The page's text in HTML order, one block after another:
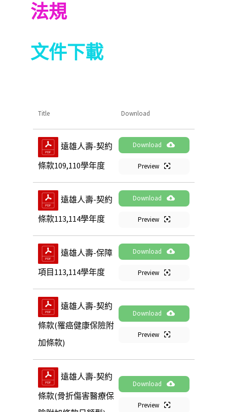
法規
文件下載
Title Download
遠雄人壽-契約
條款109,110學年度
Download
Preview
遠雄人壽-契約
條款113,114學年度
Download
Preview
遠雄人壽-保障
項目113,114學年度
Download
Preview
遠雄人壽-契約
條款(罹癌健康保險附
加條款)
Download
Preview
遠雄人壽-契約
條款(骨折傷害醫療保
Download
Preview